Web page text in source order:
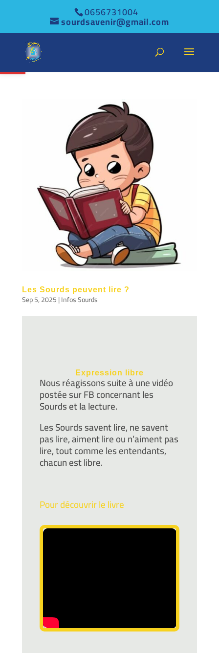
Ouvrir la barre d’outils
0656731004
sourdsavenir@gmail.com
Les Sourds peuvent lire ?
Sep 5, 2025|Infos Sourds
Expression libre
Nous réagissons suite à une vidéo
postée sur FB concernant les
Sourds et la lecture.
Les Sourds savent lire, ne savent
pas lire, aiment lire ou n’aiment pas
lire, tout comme les entendants,
chacun est libre.
Pour découvrir le livre